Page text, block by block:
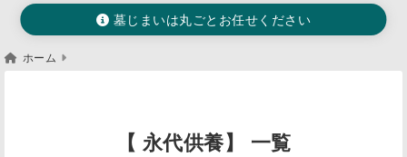
墓じまいは丸ごとお任せください
ホーム
【 永代供養】 一覧